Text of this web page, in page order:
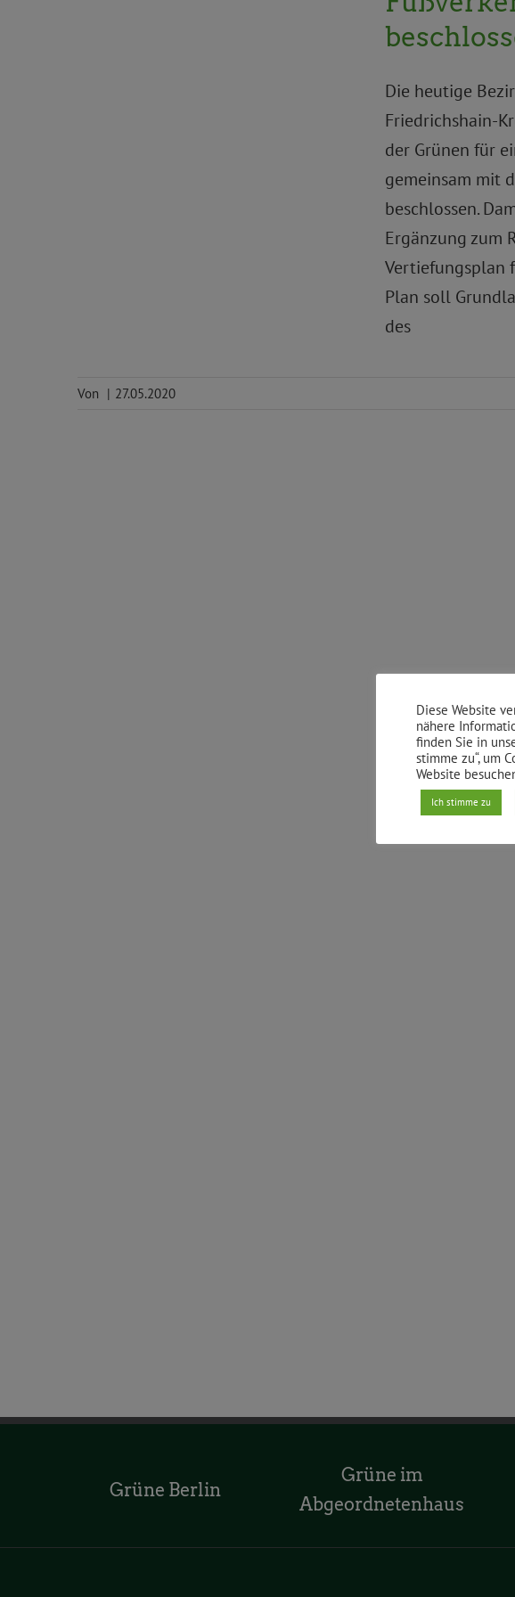
Die heutige
Friedrichshain-
der Grünen für
gemeinsam mit
beschlossen.
Ergänzung zum
Vertiefungsplan
Plan soll
des
Von | 27.05.2020
Grüne Berlin
Grüne im
Abgeordnetenhaus
Diese Website
nähere
finden Sie in
stimme zu“, um
Website
Ich stimme zu